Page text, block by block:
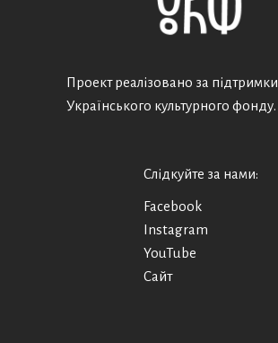
Проект реалізовано за підтримки
Українського культурного фонду.
Слідкуйте за нами:
Facebook
Instagram
YouTube
Сайт